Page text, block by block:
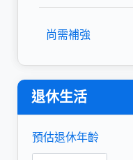
尚需補強
退休生活
預估退休年齡